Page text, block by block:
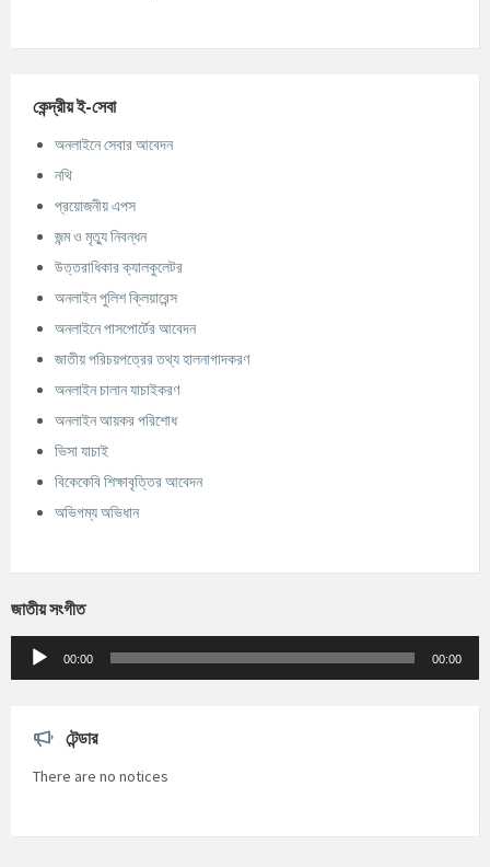
কেন্দ্রীয় ই-সেবা
অনলাইনে সেবার আবেদন
নথি
প্রয়োজনীয় এপস
জন্ম ও মৃত্যু নিবন্ধন
উত্তরাধিকার ক্যালকুলেটর
অনলাইন পুলিশ ক্লিয়ারেন্স
অনলাইনে পাসপোর্টের আবেদন
জাতীয় পরিচয়পত্রের তথ্য হালনাগাদকরণ
অনলাইন চালান যাচাইকরণ
অনলাইন আয়কর পরিশোধ
ভিসা যাচাই
বিকেকেবি শিক্ষাবৃত্তির আবেদন
অভিগম্য অভিধান
জাতীয় সংগীত
Audio
Player
00:00 00:00
টেন্ডার
There are no notices